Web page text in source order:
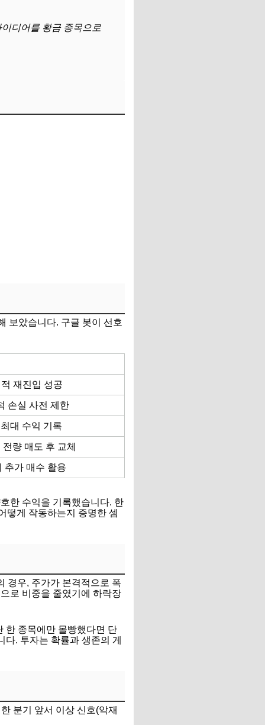
디어를 황금 종목으로
보았습니다. 구글 봇이 선호
재진입 성공
손실 사전 제한
대 수익 기록
량 매도 후 교체
추가 매수 활용
한 수익을 기록했습니다. 한
떻게 작동하는지 증명한 셈
경우, 주가가 본격적으로 폭
로 비중을 줄였기에 하락장
한 종목에만 몰빵했다면 단
. 투자는 확률과 생존의 게
분기 앞서 이상 신호(악재